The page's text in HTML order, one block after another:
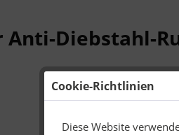
Diebstahl-
Cookie-Richtlinien
Diese Website